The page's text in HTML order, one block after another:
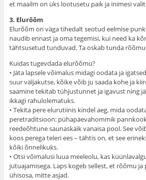
et maailm on üks lootusetu paik ja inimesi
3. Elurõõm
Elurõõm on väga tihedalt seotud eelmise
naudib ennast ja oma tegemisi, kui need ka
tähtsusetud tunduvad. Ta oskab tunda
Kuidas tugevdada elurõõmu?
• Jäta lapsele võimalus midagi oodata ja
suur väljakutse, kõike võib ju saada kohe ja
saamine tekitab tühjustunnet ja igavust ning
ikkagi rahulolematuks.
• Tekita pere elurutiinis kindel aeg, mida
peretraditsioon: pühapäevahommik
reedeõhtune saunaskäik vanaisa pool. See
koos perega teleri ees – tähtis on, et see
kõiki õnnelikuks.
• Otsi võimalusi luua meeleolu, kas
jutuajamisega. Laps kogeb sellest, et rõõmu
ühisosa, mitte asjad.